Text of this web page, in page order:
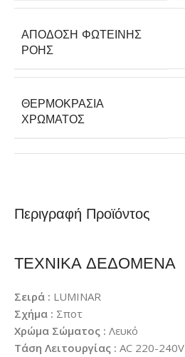
Περιγραφή Προϊόντος
ΤΕΧΝΙΚΑ ΔΕΔΟΜΕΝΑ
Σειρά : LUMINAR
Σχήμα : Σποτ
Χρώμα Σώματος : Λευκό
Τάση Λειτουργίας : AC 220-240V
ΑΠΌΔΟΣΗ ΦΩΤΕΙΝΉΣ
ΡΟΉΣ
ΘΕΡΜΟΚΡΑΣΊΑ
ΧΡΏΜΑΤΟΣ